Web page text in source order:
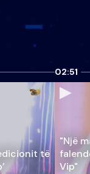
të
02:51
"Një
Vip"